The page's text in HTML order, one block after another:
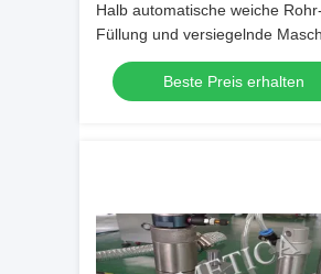
Halb automatische weiche Rohr-
Füllung und versiegelnde
pharmazeutische chemische
Lebensmittelindustrien
Beste Preis erhalten